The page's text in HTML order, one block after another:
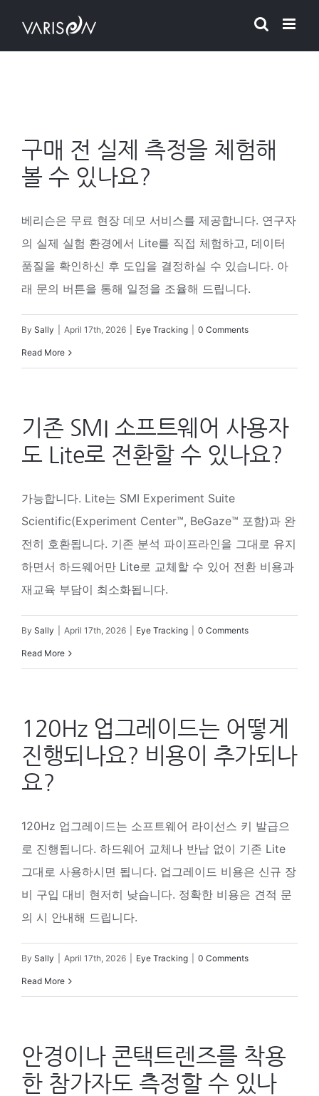
구매 전 실제 측정을 체험해
볼 수 있나요?
베리슨은 무료 현장 데모 서비스를 제공합니다. 연구자
의 실제 실험 환경에서 Lite를 직접 체험하고, 데이터
품질을 확인하신 후 도입을 결정하실 수 있습니다. 아
래 문의 버튼을 통해 일정을 조율해 드립니다.
By Sally April 17th, 2026 Eye Tracking 0 Comments
Read More
기존 SMI 소프트웨어 사용자
도 Lite로 전환할 수 있나요?
가능합니다. Lite는 SMI Experiment Suite
Scientific(Experiment Center™, BeGaze™ 포함)과 완
전히 호환됩니다. 기존 분석 파이프라인을 그대로 유지
하면서 하드웨어만 Lite로 교체할 수 있어 전환 비용과
재교육 부담이 최소화됩니다.
By Sally April 17th, 2026 Eye Tracking 0 Comments
Read More
120Hz 업그레이드는 어떻게
진행되나요? 비용이 추가되나
요?
120Hz 업그레이드는 소프트웨어 라이선스 키 발급으
로 진행됩니다. 하드웨어 교체나 반납 없이 기존 Lite
그대로 사용하시면 됩니다. 업그레이드 비용은 신규 장
비 구입 대비 현저히 낮습니다. 정확한 비용은 견적 문
의 시 안내해 드립니다.
By Sally April 17th, 2026 Eye Tracking 0 Comments
Read More
안경이나 콘택트렌즈를 착용
한 참가자도 측정할 수 있나